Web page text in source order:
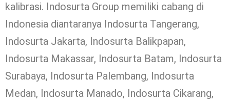
kalibrasi. Indosurta Group memiliki cabang di
Indonesia diantaranya Indosurta Tangerang,
Indosurta Jakarta, Indosurta Balikpapan,
Indosurta Makassar, Indosurta Batam, Indosurta
Surabaya, Indosurta Palembang, Indosurta
Medan, Indosurta Manado, Indosurta Cikarang,